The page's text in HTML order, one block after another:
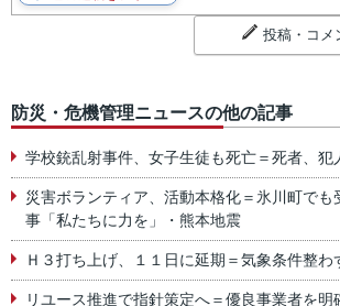
投稿・コメ
防災・危機管理ニュースの他の記事
学校銃乱射事件、女子生徒も死亡＝死者、
災害ボランティア、活動本格化＝氷川町で
事「私たちに力を」・熊本地震
Ｈ３打ち上げ、１１日に延期＝気象条件整
リユース推進で指針策定へ＝優良事業者を